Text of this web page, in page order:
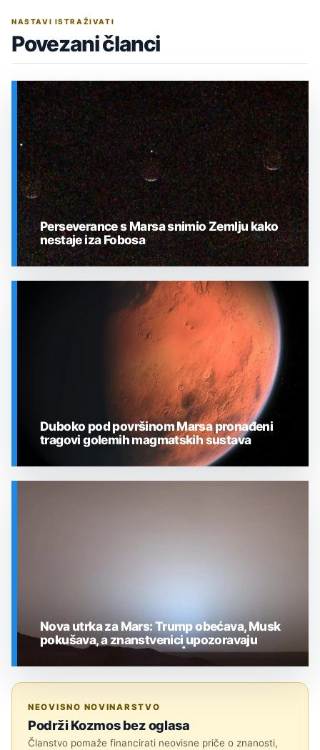
NASTAVI ISTRAŽIVATI
Povezani članci
Perseverance s Marsa snimio Zemlju kako
nestaje iza Fobosa
Duboko pod površinom Marsa pronađeni
tragovi golemih magmatskih sustava
Nova utrka za Mars: Trump obećava, Musk
pokušava, a znanstvenici upozoravaju
NEOVISNO NOVINARSTVO
Podrži Kozmos bez oglasa
Članstvo pomaže financirati neovisne priče o znanosti,